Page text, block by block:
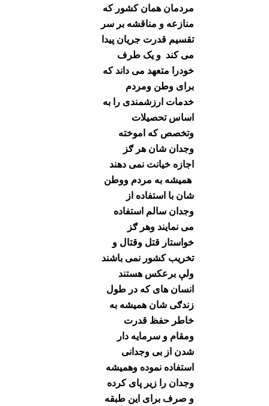
مردمان همان کشور که
منازعه و مناقشه بر سر
تقسیم قدرت جریان پیدا
می کند و یک طرف
خودرا متعهد می داند که
برای وطن ومردم
خدمات ارزشمندی را به
اساس تحصیلات
وتخصص که اموخته
وجدان شان هر ګز
اجازه خیانت نمی دهند
همیشه به مردم ووطن
شان با استفاده از
وجدان سالم استفاده
می نمایند وهر ګز
خواستار قتل وقتال و
تخریب کشور نمی باشند
ولې برعکس هستند
انسان های که در طول
زندګی شان همیشه به
خاطر حفظ قدرت
ومقام و سرمایه دار
شدن از بی وجدانی
استفاده نموده وهمیشه
وجدان را زیر پای کرده
و صرف برای این طبقه